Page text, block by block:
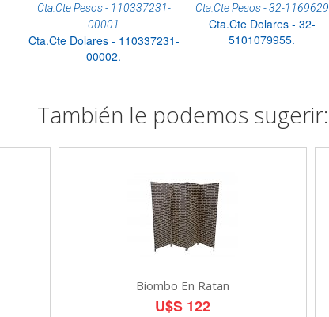
Cta.Cte Pesos - 110337231-
00001
Cta.Cte Dolares - 110337231-
00002.
Cta.Cte Pesos - 32-1169629
Cta.Cte Dolares - 32-
5101079955.
También le podemos sugerir:
Biombo En Ratan
U$S 122